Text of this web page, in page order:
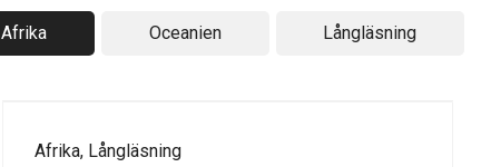
Afrika Oceanien Långläsning
Afrika, Långläsning